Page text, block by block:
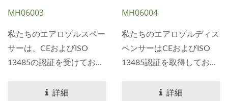
MH06003
私たちのエアロゾルスペー
サーは、CEおよびISO
13485の認証を受けてお
を確保しています。...
詳細
MH06004
私たちのエアロゾルディス
ペンサーはCEおよびISO
13485認証を取得してお
を確保しています。...
詳細